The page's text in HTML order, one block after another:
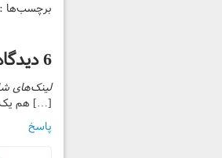
برچسب‌ها :
6 دیدگاه برای ”
لینک‌های شاد
[…] هم یک
پاسخ